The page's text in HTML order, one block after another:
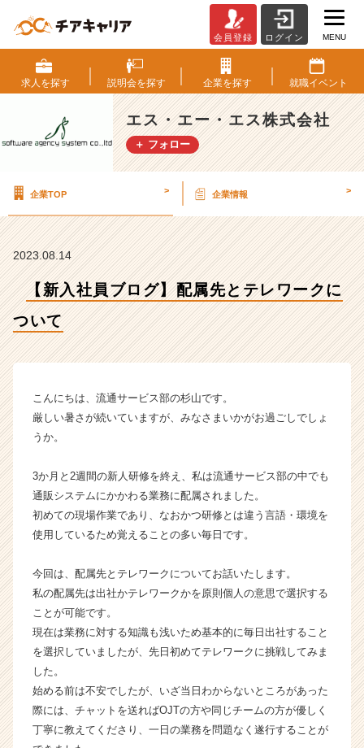
入
社
員
ロ
グ】
と
ー
ク
ス・
エ
ス
式
会
社
タ
イ
ラ
イ
ン】
ベ
ン
チ
会員登録 ログイン MENU
求人を探す 説明会を探す 企業を探す 就職イベント
エス・エー・エス株式会社
＋ フォロー
企業TOP > 企業情報 >
2023.08.14
【新入社員ブログ】配属先とテレワークに
ついて
こんにちは、流通サービス部の杉山です。
厳しい暑さが続いていますが、みなさまいかがお過ごしでしょ
うか。
3か月と2週間の新人研修を終え、私は流通サービス部の中でも
通販システムにかかわる業務に配属されました。
初めての現場作業であり、なおかつ研修とは違う言語・環境を
使用しているため覚えることの多い毎日です。
今回は、配属先とテレワークについてお話いたします。
私の配属先は出社かテレワークかを原則個人の意思で選択する
ことが可能です。
現在は業務に対する知識も浅いため基本的に毎日出社すること
を選択していましたが、先日初めてテレワークに挑戦してみま
した。
始める前は不安でしたが、いざ当日わからないところがあった
際には、チャットを送ればOJTの方や同じチームの方が優しく
丁寧に教えてくださり、一日の業務を問題なく遂行することが